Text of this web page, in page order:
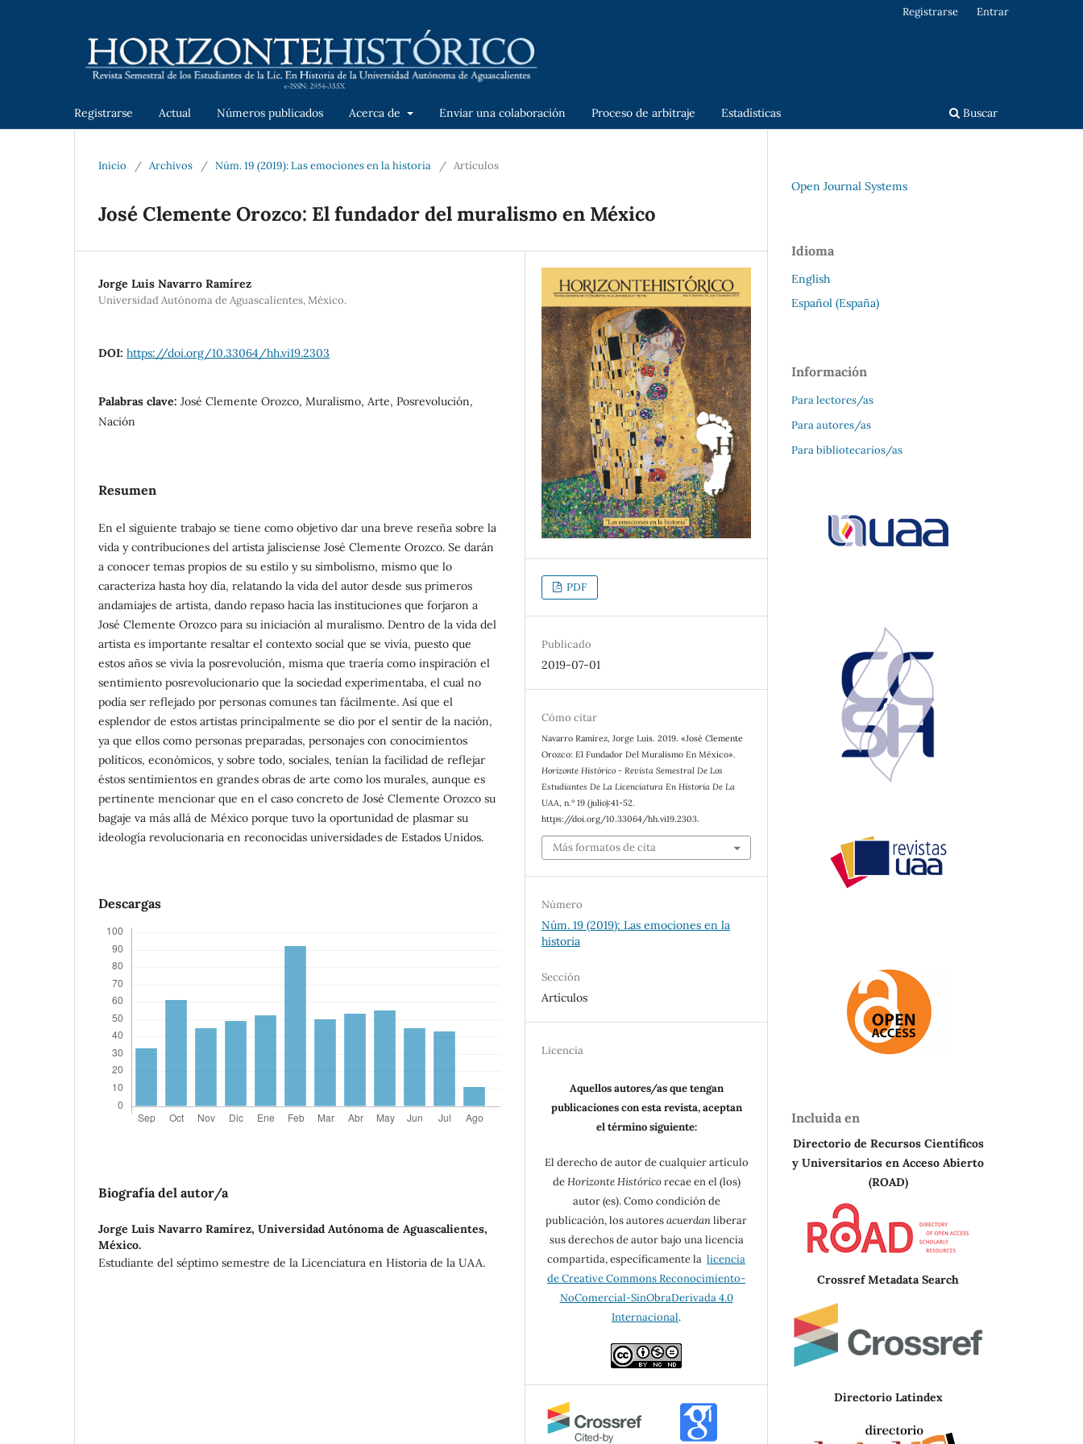
Registrarse Actual Números publicados Acerca de Enviar una colaboración Proceso de arbitraje Estadísticas Buscar
Registrarse Entrar
Inicio / Archivos / Núm. 19 (2019): Las emociones en la historia / Artículos
José Clemente Orozco: El fundador del muralismo en México
Jorge Luis Navarro Ramírez
Universidad Autónoma de Aguascalientes, México.
DOI: https://doi.org/10.33064/hh.vi19.2303
Palabras clave: José Clemente Orozco, Muralismo, Arte, Posrevolución,
Nación
Resumen
En el siguiente trabajo se tiene como objetivo dar una breve reseña sobre la
vida y contribuciones del artista jalisciense José Clemente Orozco. Se darán
a conocer temas propios de su estilo y su simbolismo, mismo que lo
caracteriza hasta hoy día, relatando la vida del autor desde sus primeros
andamiajes de artista, dando repaso hacia las instituciones que forjaron a
José Clemente Orozco para su iniciación al muralismo. Dentro de la vida del
artista es importante resaltar el contexto social que se vivía, puesto que
estos años se vivía la posrevolución, misma que traería como inspiración el
sentimiento posrevolucionario que la sociedad experimentaba, el cual no
podía ser reflejado por personas comunes tan fácilmente. Así que el
esplendor de estos artistas principalmente se dio por el sentir de la nación,
ya que ellos como personas preparadas, personajes con conocimientos
políticos, económicos, y sobre todo, sociales, tenían la facilidad de reflejar
éstos sentimientos en grandes obras de arte como los murales, aunque es
pertinente mencionar que en el caso concreto de José Clemente Orozco su
bagaje va más allá de México porque tuvo la oportunidad de plasmar su
ideología revolucionaria en reconocidas universidades de Estados Unidos.
Descargas
Biografía del autor/a
Jorge Luis Navarro Ramírez, Universidad Autónoma de Aguascalientes,
México.
Estudiante del séptimo semestre de la Licenciatura en Historia de la UAA.
PDF
Publicado
2019-07-01
Cómo citar
Navarro Ramírez, Jorge Luis. 2019. «José Clemente
Orozco: El Fundador Del Muralismo En México».
Horizonte Histórico - Revista Semestral De Los
Estudiantes De La Licenciatura En Historia De La
UAA, n.º 19 (julio):41-52.
https://doi.org/10.33064/hh.vi19.2303.
Más formatos de cita
Número
Núm. 19 (2019): Las emociones en la
historia
Sección
Artículos
Licencia
Aquellos autores/as que tengan
publicaciones con esta revista, aceptan
el término siguiente:
El derecho de autor de cualquier artículo
deHorizonte Históricorecae en el (los)
autor (es). Como condición de
publicación, los autoresacuerdanliberar
sus derechos de autor bajo una licencia
compartida, específicamente la licencia
de Creative Commons Reconocimiento-
NoComercial-SinObraDerivada 4.0
Internacional.
Open Journal Systems
Idioma
English
Español (España)
Información
Para lectores/as
Para autores/as
Para bibliotecarios/as
Incluida en
Directorio de Recursos Científicos
y Universitarios en Acceso Abierto
(ROAD)
Crossref Metadata Search
Directorio Latindex